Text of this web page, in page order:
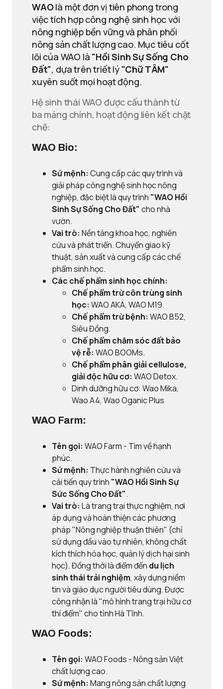
WAOlà một đơn vị tiên phong trong
việc tích hợp công nghệ sinh học với
nông nghiệp bền vững và phân phối
nông sản chất lượng cao. Mục tiêu cốt
lõi của WAO là "Hồi Sinh Sự Sống Cho
Đất", dựa trên triết lý "Chữ TÂM"
xuyên suốt mọi hoạt động.
Hệ sinh thái WAO được cấu thành từ
ba mảng chính, hoạt động liên kết chặt
chẽ:
WAO Bio:
Sứ mệnh: Cung cấp các quy trình và
giải pháp công nghệ sinh học nông
nghiệp, đặc biệt là quy trình "WAO Hồi
Sinh Sự Sống Cho Đất" cho nhà
vườn.
Vai trò: Nền tảng khoa học, nghiên
cứu và phát triển. Chuyển giao kỹ
thuật, sản xuất và cung cấp các chế
phẩm sinh học.
Các chế phẩm sinh học chính:
Chế phẩm trừ côn trùng sinh
học: WAO AKA, WAO M19.
Chế phẩm trừ bệnh: WAO B52,
Siêu Đồng.
Chế phẩm chăm sóc đất bảo
vệ rễ: WAO BOOMs.
Chế phẩm phân giải cellulose,
giải độc hữu cơ: WAO Detox.
Dinh dưỡng hữu cơ: Wao Mika,
Wao A4, Wao Oganic Plus
WAO Farm:
Tên gọi: WAO Farm - Tìm về hạnh
phúc.
Sứ mệnh: Thực hành nghiên cứu và
cải tiến quy trình "WAO Hồi Sinh Sự
Sức Sống Cho Đất".
Vai trò: Là trang trại thực nghiệm, nơi
áp dụng và hoàn thiện các phương
pháp "Nông nghiệp thuận thiên" (chỉ
sử dụng đầu vào tự nhiên, không chất
kích thích hóa học, quản lý dịch hại sinh
học). Đồng thời là điểm đến du lịch
sinh thái trải nghiệm, xây dựng niềm
tin và giáo dục người tiêu dùng. Được
công nhận là "mô hình trang trại hữu cơ
thí điểm" cho tỉnh Hà Tĩnh.
WAO Foods:
Tên gọi: WAO Foods - Nông sản Việt
chất lượng cao.
Sứ mệnh: Mang nông sản chất lượng